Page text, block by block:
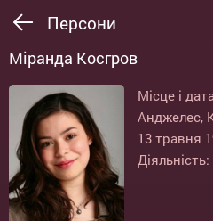
Персони
Міранда Косгров
Місце і
Анджелес,
13 травня